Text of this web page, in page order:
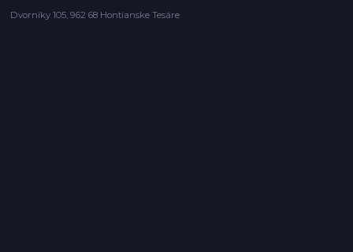
Dvorníky 105, 962 68 Hontianske Tesáre